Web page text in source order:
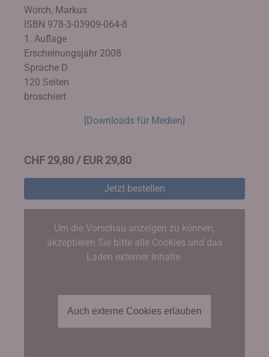
Worch, Markus
ISBN 978-3-03909-064-8
1. Auflage
Erscheinungsjahr 2008
Sprache D
120 Seiten
broschiert
[Downloads für Medien]
CHF 29,80 / EUR 29,80
Jetzt bestellen
Um die Vorschau anzeigen zu können,
akzeptieren Sie bitte alle Cookies und das
Laden externer Inhalte.
Auch externe Cookies erlauben